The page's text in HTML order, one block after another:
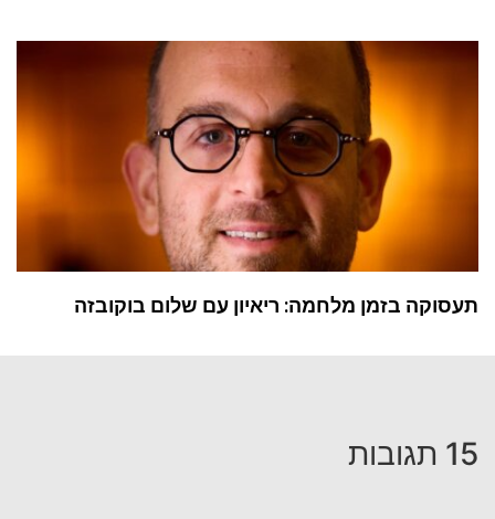
תעסוקה בזמן מלחמה: ריאיון עם שלום בוקובזה
15 תגובות